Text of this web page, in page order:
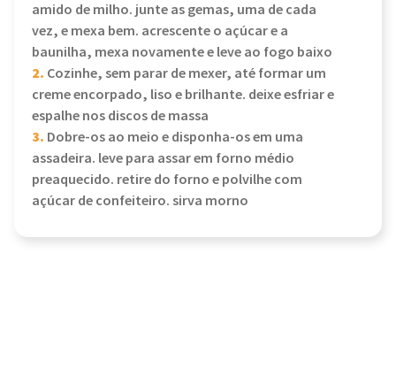
amido de milho. junte as gemas, uma de cada
vez, e mexa bem. acrescente o açúcar e a
baunilha, mexa novamente e leve ao fogo baixo
2. Cozinhe, sem parar de mexer, até formar um
creme encorpado, liso e brilhante. deixe esfriar e
espalhe nos discos de massa
3. Dobre-os ao meio e disponha-os em uma
assadeira. leve para assar em forno médio
preaquecido. retire do forno e polvilhe com
açúcar de confeiteiro. sirva morno